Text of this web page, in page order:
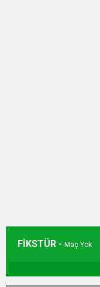
FİKSTÜR - Maç Yok